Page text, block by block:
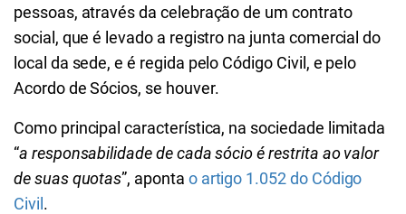
pessoas, através da celebração de um contrato
social, que é levado a registro na junta comercial do
local da sede, e é regida pelo Código Civil, e pelo
Acordo de Sócios, se houver.
Como principal característica, na sociedade limitada
“a responsabilidade de cada sócio é restrita ao valor
de suas quotas”, aponta o artigo 1.052 do Código
Civil .